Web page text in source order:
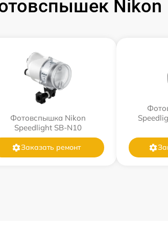
Nikon
Фотовспышка Nikon
Speedlight SB-N10
Заказать ремонт